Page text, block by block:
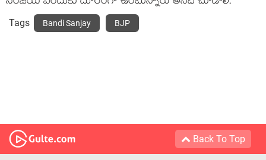
Tags Bandi Sanjay BJP
Back To Top